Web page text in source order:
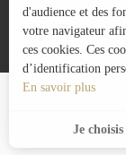
d'audience et des
votre navigateur
ces cookies. Ces
d’identification
En savoir plus
Je choisis